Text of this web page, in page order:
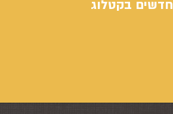
חדשים בקטלוג